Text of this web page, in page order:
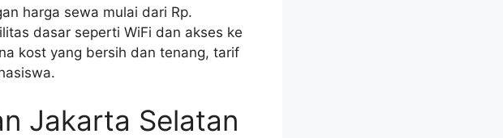
harga sewa mulai dari Rp.
dasar seperti WiFi dan akses ke
kost yang bersih dan tenang, tarif
Jakarta Selatan